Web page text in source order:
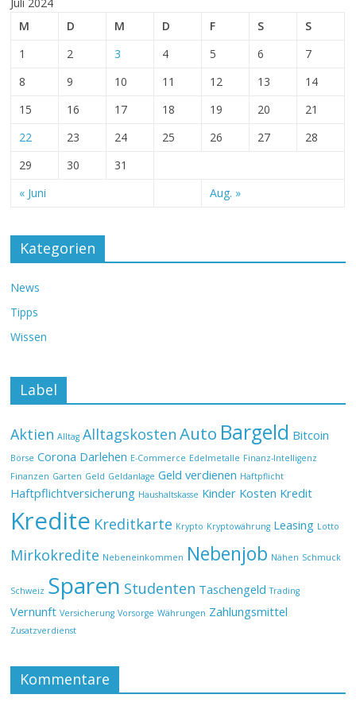
M
D M D F S S
« Juni Aug. »
1 2 3 4 5 6
7
8
9 10 11 12 13
14
15
16 17 18 19 20
21
22
23 24 25 26 27
28
29
30 31
Kategorien
News
Tipps
Wissen
Label
Aktien Alltag Alltagskosten Auto Bargeld Bitcoin
Börse Corona Darlehen E-Commerce Edelmetalle Finanz-Intelligenz
Finanzen Garten Geld Geldanlage Geld verdienen Haftpflicht
Haftpflichtversicherung Haushaltskasse Kinder Kosten Kredit
Kredite Kreditkarte Krypto Kryptowährung Leasing Lotto
Mirkokredite Nebeneinkommen Nebenjob Nähen Schmuck
Schweiz Sparen Studenten Taschengeld Trading
Vernunft Versicherung Vorsorge Währungen Zahlungsmittel
Zusatzverdienst
Kommentare